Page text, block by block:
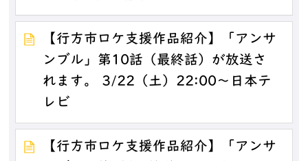
【行方市ロケ支援作品紹介】「アンサ
ンブル」第10話（最終話）が放送さ
れます。 3/22（土）22:00～日本テ
レビ
【行方市ロケ支援作品紹介】「アンサ